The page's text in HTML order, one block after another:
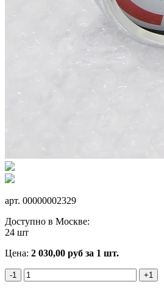
арт. 00000002329
Доступно в Москве:
24 шт
Цена: 2 030,00 руб за 1 шт.
-1 +1